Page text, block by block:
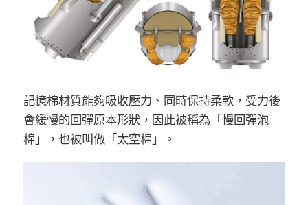
記憶棉材質能夠吸收壓力、同時保持柔軟，受力後
會緩慢的回彈原本形狀，因此被稱為「慢回彈泡
棉」，也被叫做「太空棉」。